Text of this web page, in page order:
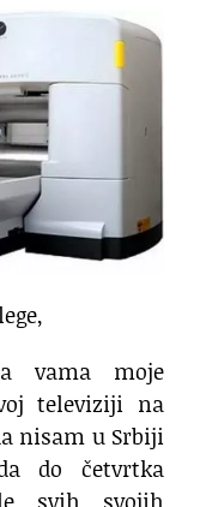
vama moje
televiziji na
nisam u Srbiji
do četvrtka